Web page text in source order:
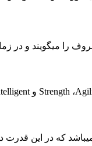
را میگویند و در
، Strength و
قهرمان نیز 20 واحد افزایش میابد، سرعت افزایش